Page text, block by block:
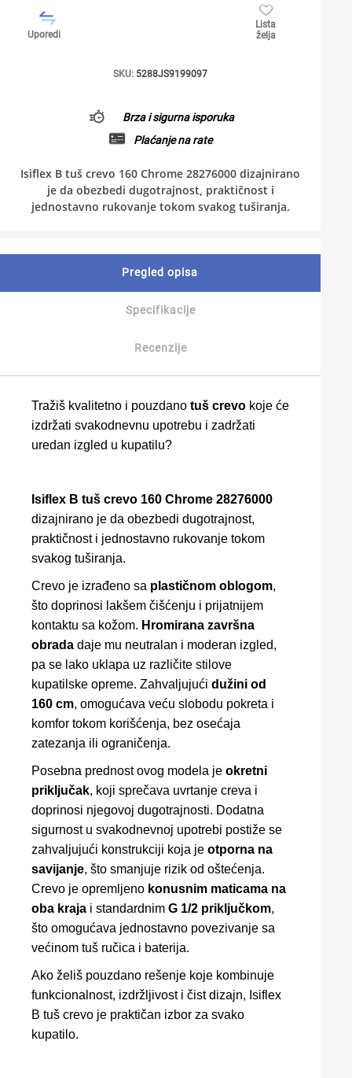
Uporedi
Lista
želja
SKU: 5288JS9199097
Brza i sigurna isporuka
Plaćanje na rate
Isiflex B tuš crevo 160 Chrome 28276000 dizajnirano
je da obezbedi dugotrajnost, praktičnost i
jednostavno rukovanje tokom svakog tuširanja.
Pregled opisa
Specifikacije
Recenzije
Tražiš kvalitetno i pouzdano tuš crevo koje će
izdržati svakodnevnu upotrebu i zadržati
uredan izgled u kupatilu?
Isiflex B tuš crevo 160 Chrome 28276000
dizajnirano je da obezbedi dugotrajnost,
praktičnost i jednostavno rukovanje tokom
svakog tuširanja.
Crevo je izrađeno sa plastičnom oblogom,
što doprinosi lakšem čišćenju i prijatnijem
kontaktu sa kožom. Hromirana završna
obrada daje mu neutralan i moderan izgled,
pa se lako uklapa uz različite stilove
kupatilske opreme. Zahvaljujući dužini od
160 cm, omogućava veću slobodu pokreta i
komfor tokom korišćenja, bez osećaja
zatezanja ili ograničenja.
Posebna prednost ovog modela je okretni
priključak, koji sprečava uvrtanje creva i
doprinosi njegovoj dugotrajnosti. Dodatna
sigurnost u svakodnevnoj upotrebi postiže se
zahvaljujući konstrukciji koja je otporna na
savijanje, što smanjuje rizik od oštećenja.
Crevo je opremljeno konusnim maticama na
oba kraja i standardnim G 1/2 priključkom,
što omogućava jednostavno povezivanje sa
većinom tuš ručica i baterija.
Ako želiš pouzdano rešenje koje kombinuje
funkcionalnost, izdržljivost i čist dizajn, Isiflex
B tuš crevo je praktičan izbor za svako
kupatilo.